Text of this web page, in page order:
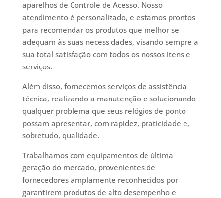
aparelhos de Controle de Acesso. Nosso
atendimento é personalizado, e estamos prontos
para recomendar os produtos que melhor se
adequam às suas necessidades, visando sempre a
sua total satisfação com todos os nossos itens e
serviços.
Além disso, fornecemos serviços de assistência
técnica, realizando a manutenção e solucionando
qualquer problema que seus relógios de ponto
possam apresentar, com rapidez, praticidade e,
sobretudo, qualidade.
Trabalhamos com equipamentos de última
geração do mercado, provenientes de
fornecedores amplamente reconhecidos por
garantirem produtos de alto desempenho e